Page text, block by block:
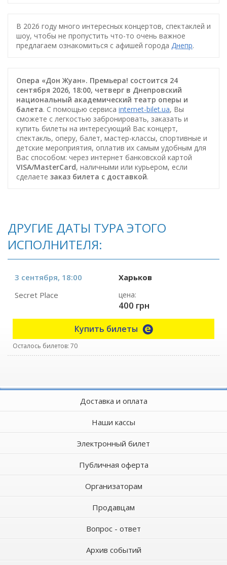
В 2026 году много интересных концертов, спектаклей и
шоу, чтобы не пропустить что-то очень важное
предлагаем ознакомиться с афишей города Днепр.
Опера «Дон Жуан». Премьера! состоится 24
сентября 2026, 18:00, четверг в Днепровский
национальный академический театр оперы и
балета. С помощью сервиса internet-bilet.ua, Вы
сможете с легкостью забронировать, заказать и
купить билеты на интересующий Вас концерт,
спектакль, оперу, балет, мастер-классы, спортивные и
детские мероприятия, оплатив их самым удобным для
Вас способом: через интернет банковской картой
VISA/MasterCard, наличными или курьером, если
сделаете заказ билета c доставкой.
ДРУГИЕ ДАТЫ ТУРА ЭТОГО
ИСПОЛНИТЕЛЯ:
3 сентября, 18:00
Харьков
Secret Place
цена:
400 грн
Купить билеты
Осталось билетов: 70
Доставка и оплата
Наши кассы
Электронный билет
Публичная оферта
Организаторам
Продавцам
Вопрос - ответ
Архив событий